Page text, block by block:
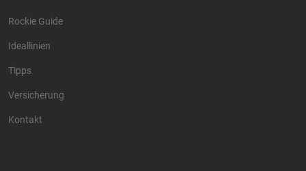
Rockie Guide
Ideallinien
Tipps
Versicherung
Kontakt